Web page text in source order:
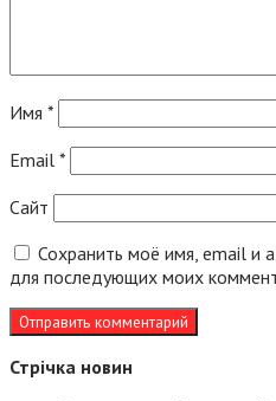
Имя *
Email *
Сайт
Сохранить моё имя, email и
для последующих моих
Стрічка новин